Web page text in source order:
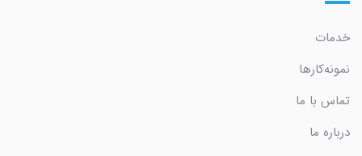
خدمات
نمونه‌کارها
تماس با ما
درباره ما